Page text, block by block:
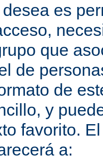
es
que
de
de
y
favorito.
a: